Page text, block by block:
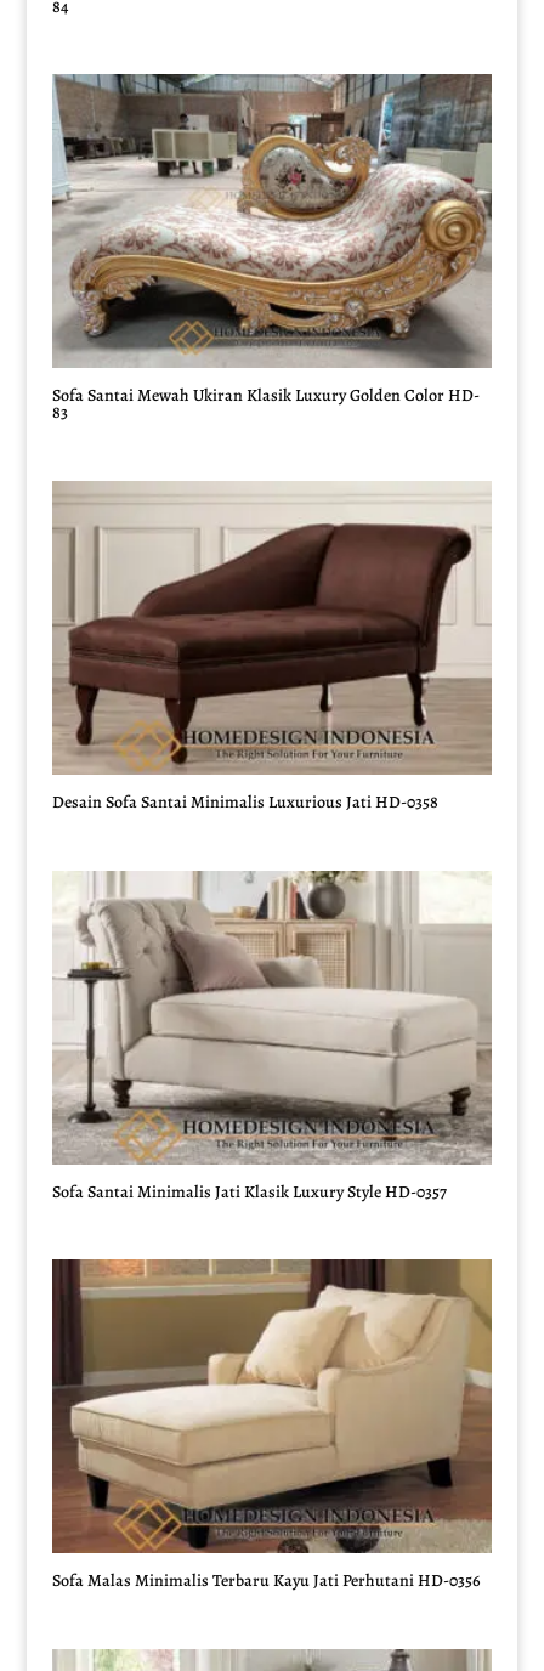
84
Sofa Santai Mewah Ukiran Klasik Luxury Golden Color HD-
83
Desain Sofa Santai Minimalis Luxurious Jati HD-0358
Sofa Santai Minimalis Jati Klasik Luxury Style HD-0357
Sofa Malas Minimalis Terbaru Kayu Jati Perhutani HD-0356